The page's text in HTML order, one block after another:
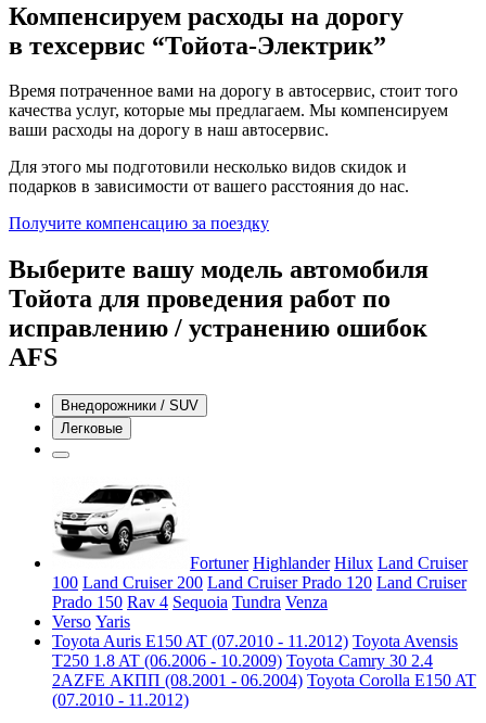
Компенсируем расходы на дорогу
в техсервис “Тойота-Электрик”
Время потраченное вами на дорогу в автосервис, стоит того
качества услуг, которые мы предлагаем. Мы компенсируем
ваши расходы на дорогу в наш автосервис.
Для этого мы подготовили несколько видов скидок и
подарков в зависимости от вашего расстояния до нас.
Получите компенсацию за поездку
Выберите вашу модель автомобиля
Тойота для проведения работ по
исправлению / устранению ошибок
AFS
Внедорожники / SUV
Легковые
Fortuner Highlander Hilux Land Cruiser
100 Land Cruiser 200 Land Cruiser Prado 120 Land Cruiser
Prado 150 Rav 4 Sequoia Tundra Venza
Verso Yaris
Toyota Auris E150 AT (07.2010 - 11.2012) Toyota Avensis
T250 1.8 AT (06.2006 - 10.2009) Toyota Camry 30 2.4
2AZFE АКПП (08.2001 - 06.2004) Toyota Corolla E150 AT
(07.2010 - 11.2012)